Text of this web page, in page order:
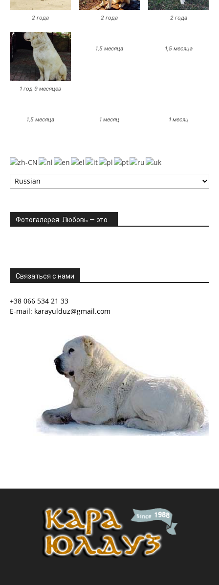
2 года 2 года 2 года
1 год 9 месяцев
1,5 месяца 1,5 месяца
1,5 месяца 1 месяц 1 месяц
Фотогалерея. Любовь — это…
Связаться с нами
+38 066 534 21 33
E-mail: karayulduz@gmail.com